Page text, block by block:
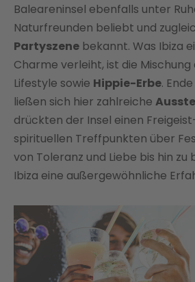
Baleareninsel ebenfalls unter
Naturfreunden beliebt und
Partyszene bekannt. Was Ibiza
Charme verleiht, ist die
Lifestyle sowie Hippie-Erbe.
ließen sich hier zahlreiche
drückten der Insel einen
spirituellen Treffpunkten über
von Toleranz und Liebe bis hin
Ibiza eine außergewöhnliche